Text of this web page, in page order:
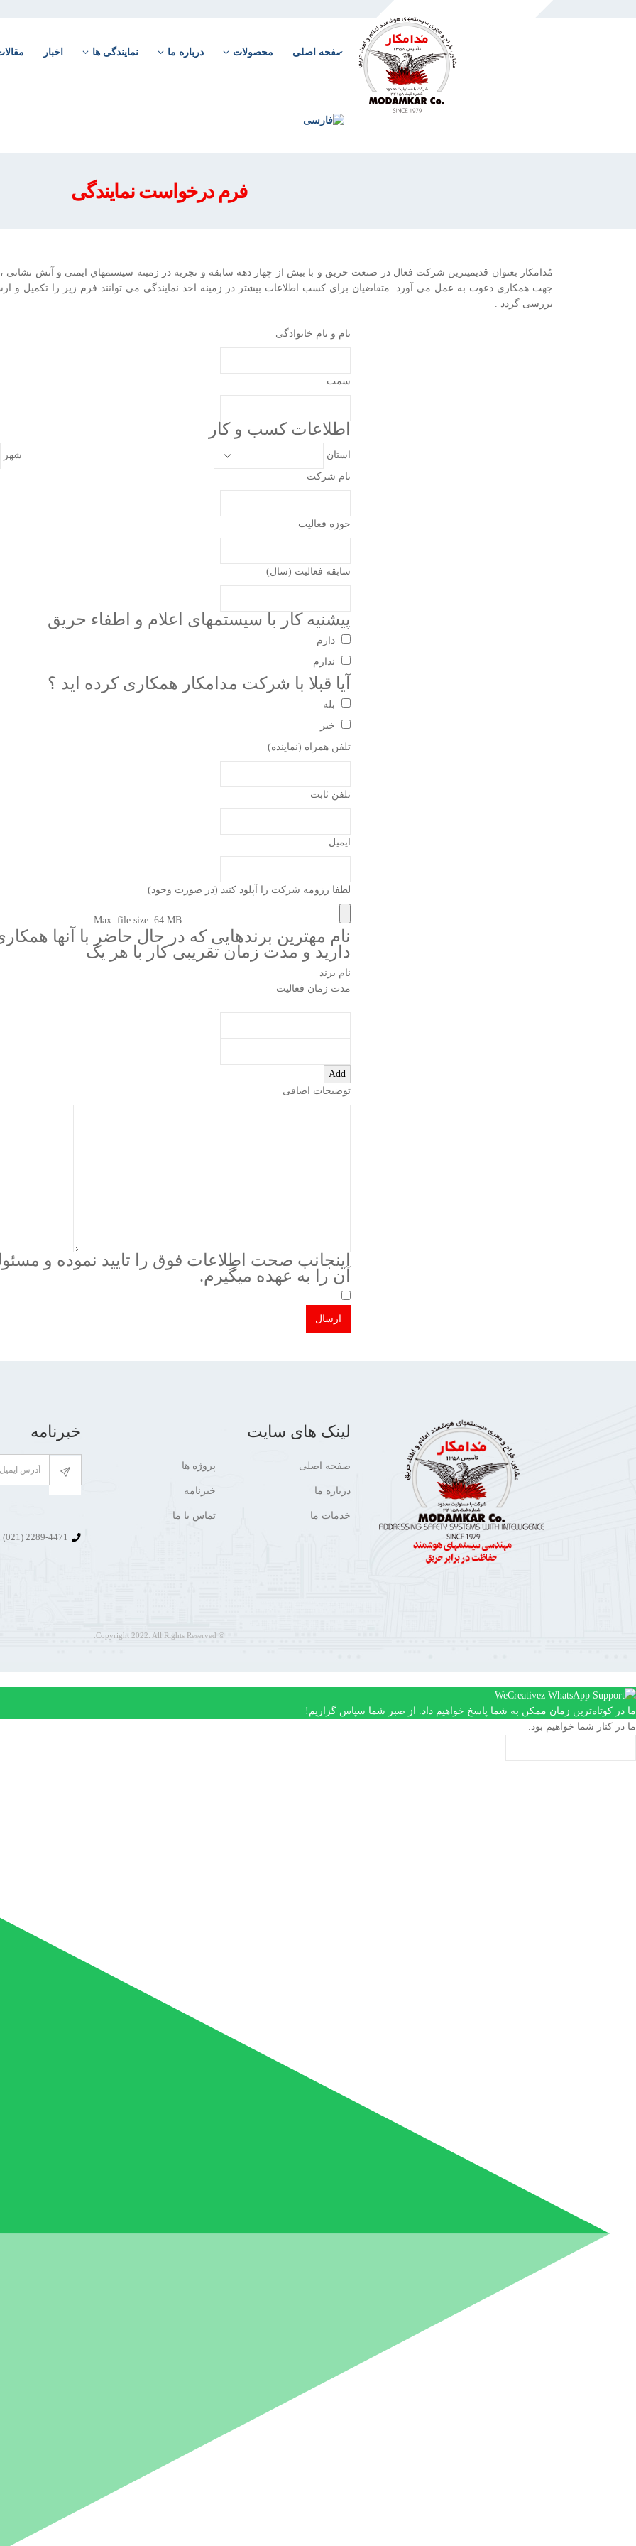
صفحه اصلی محصولات درباره ما نمایندگی ها اخبار
فرم درخواست نمایندگی
مُدامکار بعنوان قدیمیترین شرکت فعال در صنعت حریق و با بیش از چهار دهه سابقه و تجربه در زمينه سيستمهاي ايمنی و آتش
جهت همکاری دعوت به عمل می آورد. متقاضیان برای کسب اطلاعات بیشتر در زمینه اخذ نمایندگی می توانند فرم زیر را تکمیل و
بررسی گردد .
نام و نام خانوادگی
سمت
اطلاعات کسب و کار
شهر استان
نام شرکت
حوزه فعالیت
سابقه فعالیت (سال)
پیشنیه کار با سیستمهای اعلام و اطفاء حریق
دارم
ندارم
آیا قبلا با شرکت مدامکار همکاری کرده اید ؟
بله
خیر
تلفن همراه (نماینده)
تلفن ثابت
ایمیل
لطفا رزومه شرکت را آپلود کنید (در صورت وجود)
Max. file size: 64 MB.
نام مهترین برندهایی که در حال حاضر با آنها
دارید و مدت زمان تقریبی کار با هر یک
نام برند
مدت زمان فعالیت
Add
توضیحات اضافی
اینجانب صحت اطلاعات فوق را تایید نموده و
آن را به عهده میگیرم.
لینک های سایت
صفحه اصلی
درباره ما
خدمات ما
پروژه ها
خبرنامه
تماس با ما
خبرنامه
© Copyright 2022. All Rights Reserved.
ما در کوتاه‌ترین زمان ممکن به شما پاسخ خواهیم داد. از صبر شما سپاس گزاریم!
ما در کنار شما خواهیم بود.